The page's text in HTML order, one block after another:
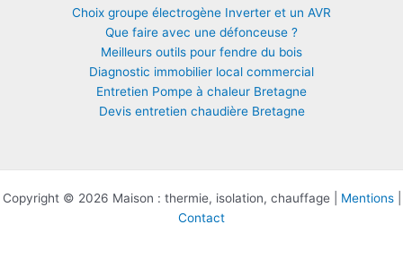
Choix groupe électrogène Inverter et un AVR
Que faire avec une défonceuse ?
Meilleurs outils pour fendre du bois
Diagnostic immobilier local commercial
Entretien Pompe à chaleur Bretagne
Devis entretien chaudière Bretagne
Copyright © 2026 Maison : thermie, isolation, chauffage | Mentions|
Contact